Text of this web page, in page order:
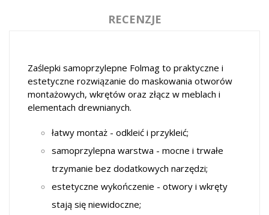
RECENZJE
Zaślepki samoprzylepne Folmag to praktyczne i
estetyczne rozwiązanie do maskowania otworów
montażowych, wkrętów oraz złącz w meblach i
elementach drewnianych.
łatwy montaż - odkleić i przykleić;
samoprzylepna warstwa - mocne i trwałe
trzymanie bez dodatkowych narzędzi;
estetyczne wykończenie - otwory i wkręty
stają się niewidoczne;